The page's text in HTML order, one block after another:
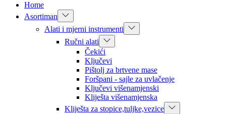
Home
Asortiman
Alati i mjerni instrumenti
Ručni alati
Čekići
Ključevi
Pištolj za brtvene mase
Foršpani - sajle za uvlačenje
Ključevi višenamjenski
Kliješta višenamjenska
Kliješta za stopice,tuljke,vezice